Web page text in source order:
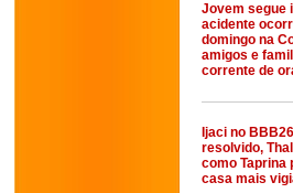
Jovem segue
acidente
domingo na
amigos e
corrente de
Ijaci no
resolvido,
como Taprina
casa mais